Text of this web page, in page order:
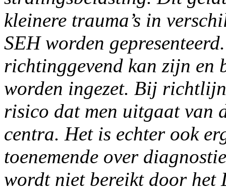
kleinere trauma’s in
SEH worden
richtinggevend kan zijn en
worden ingezet. Bij
risico dat men uitgaat van
centra. Het is echter ook
toenemende over
wordt niet bereikt door het